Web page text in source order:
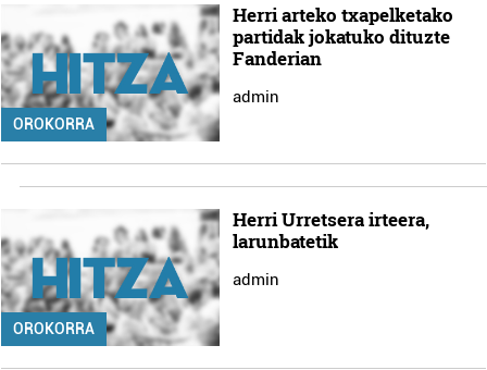
OROKORRA
Herri arteko txapelketako
partidak jokatuko dituzte
Fanderian
admin
OROKORRA
Herri Urretsera irteera,
larunbatetik
admin